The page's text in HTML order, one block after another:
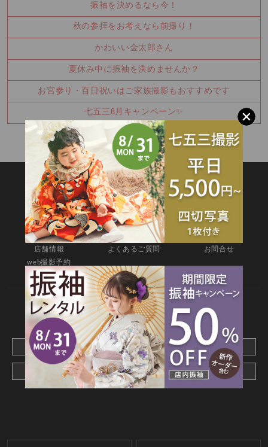
振袖を決めるなら今！
秋の参拝をお考えなら前撮り！
かわいい金太郎さん
夏休み中に振袖を決めませんか？
お宮参り・百日祝いはご家族撮影もおすすめです
七五三8月キャンペーン✨
SITEMAP
TOP 新着情報
撮影メニュー
料金・商品
キャンペーン
衣装カタログ
店舗情報
よくあるご質問
お問合せ
web撮影予約
CONTACT
webでご予約はこちら
メールでお問合わせ